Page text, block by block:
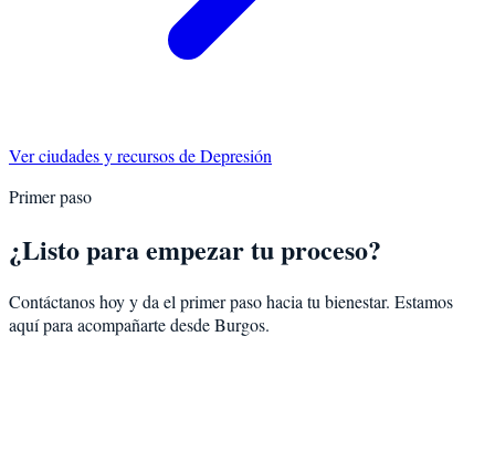
Ver ciudades y recursos deDepresión
Primer paso
¿Listo para empezar tu proceso?
Contáctanos hoy y da el primer paso hacia tu bienestar. Estamos
aquí para acompañarte desdeBurgos.